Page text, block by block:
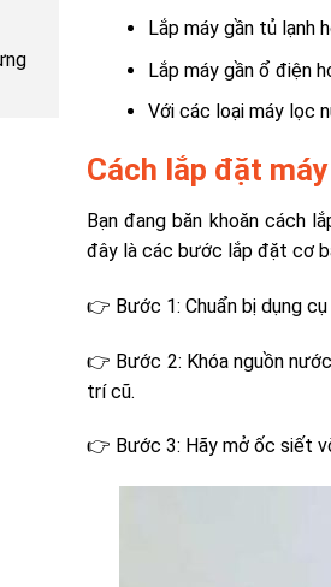
Lắp máy gần tủ lạnh
Lắp máy gần ổ điện
Với các loại máy lọc
Cách lắp đặt
Bạn đang băn khoăn cách
đây là các bước lắp đặt cơ
👉 Bước 1: Chuẩn bị dụng
👉 Bước 2: Khóa nguồn
trí cũ.
👉 Bước 3: Hãy mở ốc siết